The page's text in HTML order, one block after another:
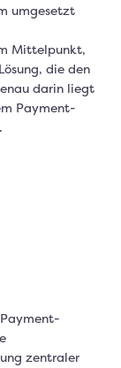
umgesetzt
Mittelpunkt,
die den
darin liegt
Payment-
zentraler